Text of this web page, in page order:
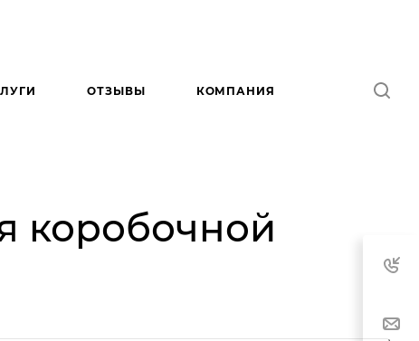
ОТЗЫВЫ КОМПАНИЯ
коробочной